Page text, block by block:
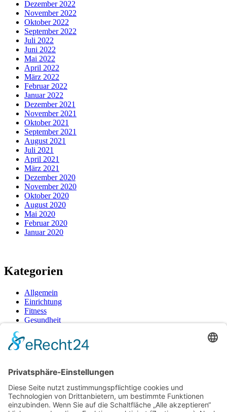
Dezember 2022
November 2022
Oktober 2022
September 2022
Juli 2022
Juni 2022
Mai 2022
April 2022
März 2022
Februar 2022
Januar 2022
Dezember 2021
November 2021
Oktober 2021
September 2021
August 2021
Juli 2021
April 2021
März 2021
Dezember 2020
November 2020
Oktober 2020
August 2020
Mai 2020
Februar 2020
Januar 2020
Kategorien
Allgemein
Einrichtung
Fitness
Gesundheit
Neueste Beiträge
Dein Cannabis-Homegrow: Wie du mit stabiler Genetik und
Frische Snacks unterwegs: So bleibt alles knackig und
hygienisch verpackt
So bringt gezieltes Wassertraining Rücken und Gelenke auf